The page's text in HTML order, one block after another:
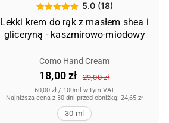
5.0 (18)
Lekki krem do rąk z masłem shea i
gliceryną - kaszmirowo-miodowy
Como Hand Cream
18,00 zł 29,00 zł
60,00 zł / 100ml ·w tym VAT
Najniższa cena z 30 dni przed obniżką:24,65 zł
30 ml